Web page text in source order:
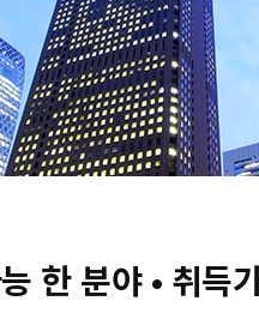
한 분야 • 취득